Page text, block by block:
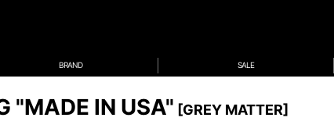
BRAND SALE
"MADE IN USA" [GREY MATTER]